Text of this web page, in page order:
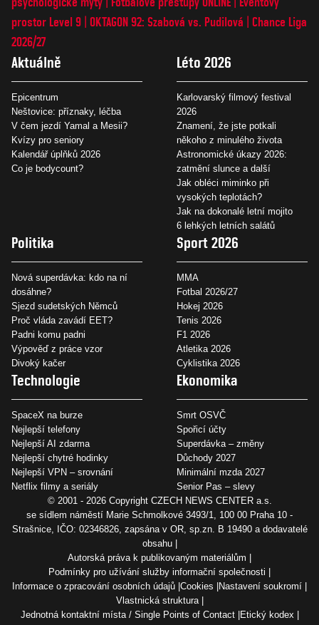
prostor Level 9 OKTAGON 92: Szabová vs. Pudilová
Chance Liga
2026/27
Aktuálně
Epicentrum
Neštovice: příznaky, léčba
V čem jezdí Yamal a Mesii?
Kvízy pro seniory
Kalendář úplňků 2026
Co je bodycount?
Léto 2026
Karlovarský filmový festival
2026
Znamení, že jste potkali
někoho z minulého života
Astronomické úkazy 2026:
zatmění slunce a další
Jak obléci miminko při
vysokých teplotách?
Jak na dokonalé letní mojito
6 lehkých letních salátů
Politika
Nová superdávka: kdo na ní
dosáhne?
Sjezd sudetských Němců
Proč vláda zavádí EET?
Padni komu padni
Výpověď z práce vzor
Divoký kačer
Sport 2026
MMA
Fotbal 2026/27
Hokej 2026
Tenis 2026
F1 2026
Atletika 2026
Cyklistika 2026
Technologie
SpaceX na burze
Nejlepší telefony
Nejlepší AI zdarma
Nejlepší chytré hodinky
Nejlepší VPN – srovnání
Netflix filmy a seriály
Ekonomika
Smrt OSVČ
Spořicí účty
Superdávka – změny
Důchody 2027
Minimální mzda 2027
Senior Pas – slevy
© 2001 - 2026 Copyright CZECH NEWS CENTER a.s.
se sídlem náměstí Marie Schmolkové 3493/1, 100 00 Praha 10 -
Strašnice, IČO: 02346826, zapsána v OR, sp.zn. B 19490 a dodavatelé
obsahu
Autorská práva k publikovaným materiálům
Podmínky pro užívání služby informační společnosti
Informace o zpracování osobních údajů Cookies Nastavení soukromí
Vlastnická struktura
Jednotná kontaktní místa / Single Points of Contact Etický kodex